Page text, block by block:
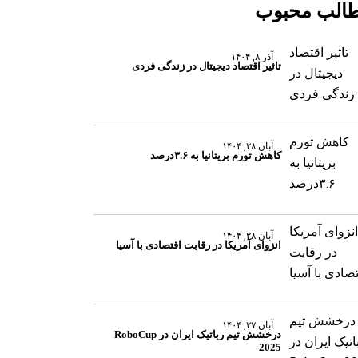
محبوب
آذر ۸, ۱۴۰۴
تاثیر اقتصاد دیجیتال در زندگی فردی
آبان ۲۸, ۱۴۰۴
کاهش تورم بریتانیا به ۳.۶درصد
آبان ۲۸, ۱۴۰۴
انزوای آمریکا در رقابت اقتصادی با آسیا
آبان ۲۷, ۱۴۰۴
درخشش تیم رباتیک ایران در RoboCup
2025